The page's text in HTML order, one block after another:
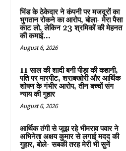
भिंड के ठेकेदार ने कंपनी पर मजदूरों का
भुगतान रोकने का आरोप, बोला- मेरा पैसा
काट लो, लेकिन 23 श्रमिकों की मेहनत
की कमाई...
August 6, 2026
11 साल की शादी बनी पीड़ा की कहानी,
पति पर मारपीट, शराबखोरी और आर्थिक
शोषण के गंभीर आरोप, तीन बच्चों संग
न्याय की गुहार
August 6, 2026
आर्थिक तंगी से जूझ रहे भीमराव पवार ने
अभिनेता अक्षय कुमार से लगाई मदद की
गुहार, बोले- सबकी तरह मेरी भी सुनें